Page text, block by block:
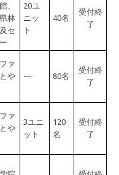
、
林
セ
20ユ
ニッ
ト
40名
受付終
了
ァ
や
— 80名
受付終
了
ァ
や
3ユニ
ット
120
名
受付終
了